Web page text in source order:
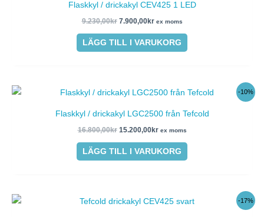
Flaskkyl / drickakyl CEV425 1 LED
9.230,00kr
var:
9.230,00kr.
7.900,00kr
är:
7.900,00kr.
ex moms
LÄGG TILL I VARUKORG
-10%
Flaskkyl / drickakyl LGC2500 från Tefcold
16.800,00kr
Det
ursprungliga
var:
16.800,00kr.
15.200,00kr
Det
priset
är:
15.200,00kr.
ex moms
LÄGG TILL I VARUKORG
-17%
Det
ursprungliga
Det